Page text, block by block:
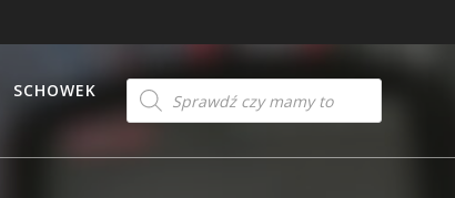
SCHOWEK
Products
search